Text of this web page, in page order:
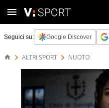
Seguici su: Google Discover
ALTRI SPORT NUOTO